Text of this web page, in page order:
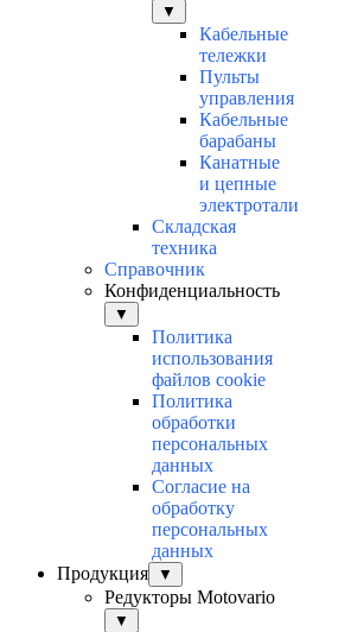
▼
Кабельные
тележки
Пульты
управления
Кабельные
барабаны
Канатные
и цепные
электротали
Складская
техника
Справочник
Конфиденциальность
▼
Политика
использования
файлов cookie
Политика
обработки
персональных
данных
Согласие на
обработку
персональных
данных
Продукция
▼
Редукторы Motovario
▼